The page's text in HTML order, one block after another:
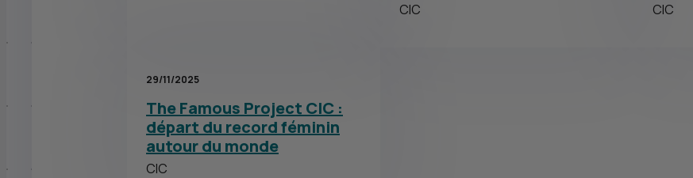
CIC CIC
29/11/2025
The Famous Project CIC :
départ du record féminin
autour du monde
CIC